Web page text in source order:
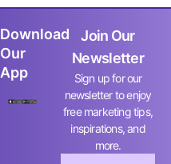
Download
Our
App
Join Our
Newsletter
Sign up for our
newsletter to enjoy
free marketing tips,
inspirations, and
more.